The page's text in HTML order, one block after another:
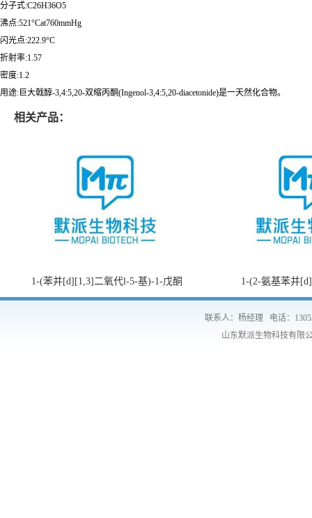
分子式:C26H36O5
沸点:521°Cat760mmHg
闪光点:222.9°C
折射率:1.57
密度:1.2
用途:巨大戟醇-3,4:5,20-双缩丙酮(Ingenol-3,4:5,20-diacetonide)是一天然化合物。
相关产品：
1-(苯并[d][1,3]二氧代l-5-基)-1-戊酮 1-(2-氨基苯并
联系人：杨经理 电话：
山东默派生物科技有限